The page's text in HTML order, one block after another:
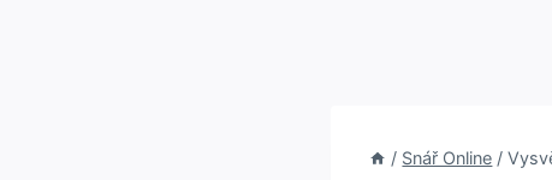
/ Snář Online /